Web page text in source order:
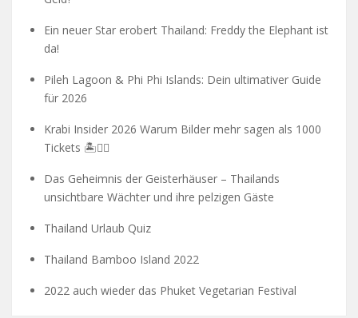
Ein neuer Star erobert Thailand: Freddy the Elephant ist
da!
Pileh Lagoon & Phi Phi Islands: Dein ultimativer Guide
für 2026
Krabi Insider 2026 Warum Bilder mehr sagen als 1000
Tickets 🏝️🧗‍♂️
Das Geheimnis der Geisterhäuser – Thailands
unsichtbare Wächter und ihre pelzigen Gäste
Thailand Urlaub Quiz
Thailand Bamboo Island 2022
2022 auch wieder das Phuket Vegetarian Festival